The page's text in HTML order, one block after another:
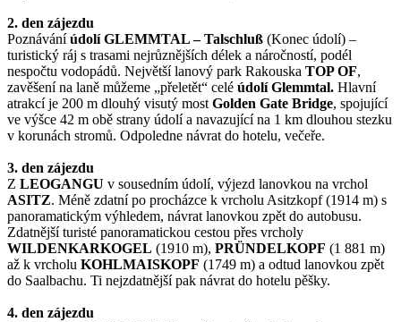
2. den zájezdu
Poznáváníúdolí GLEMMTAL – Talschluß (Konec údolí) –
turistický ráj s trasami nejrůznějších délek a náročností, podél
nespočtu vodopádů. Největší lanový park Rakouska TOP OF,
zavěšení na laně můžeme „přeletět“ celé údolí Glemmtal. Hlavní
atrakcí je 200 m dlouhý visutý most Golden Gate Bridge, spojující
ve výšce 42 m obě strany údolí a navazující na 1 km dlouhou stezku
v korunách stromů. Odpoledne návrat do hotelu, večeře.
3. den zájezdu
Z LEOGANGU v sousedním údolí, výjezd lanovkou na vrchol
ASITZ. Méně zdatní po procházce k vrcholu Asitzkopf (1914 m) s
panoramatickým výhledem, návrat lanovkou zpět do autobusu.
Zdatnější turisté panoramatickou cestou přes vrcholy
WILDENKARKOGEL (1910 m), PRÜNDELKOPF (1 881 m)
až k vrcholu KOHLMAISKOPF (1749 m) a odtud lanovkou zpět
do Saalbachu. Ti nejzdatnější pak návrat do hotelu pěšky.
4. den zájezdu